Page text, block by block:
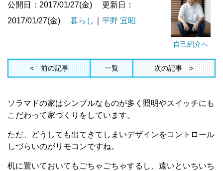
自己紹介へ
公開日：2017/01/27(金)
更新日：
2017/01/27(金)
暮らし 平野 宜昭
前の記事 一覧 次の記事
ソラマドの家はシンプルなものが多く照明やスイッチにも
こだわって家づくりをしています。
ただ、どうしても出てきてしまいデザインをコントロール
しづらいのがリモコンですね。
机に置いておいてもごちゃごちゃするし、遠いといちいち